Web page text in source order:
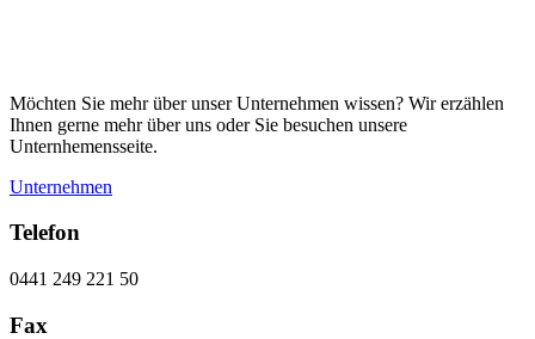
Möchten Sie mehr über unser Unternehmen wissen? Wir erzählen
Ihnen gerne mehr über uns oder Sie besuchen unsere
Unternhemensseite.
Unternehmen
Telefon
0441 249 221 50
Fax